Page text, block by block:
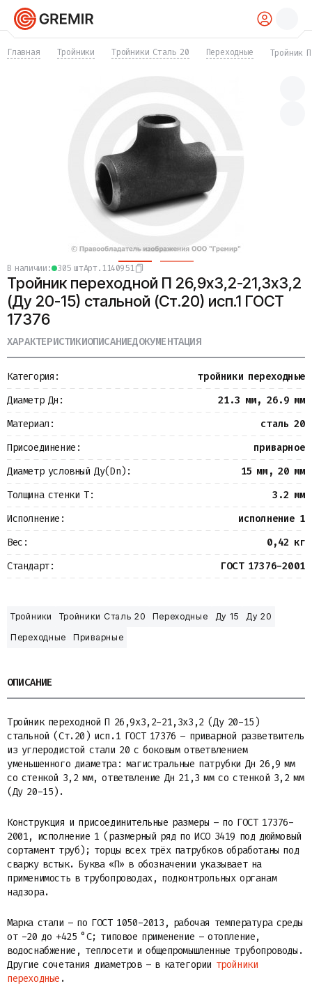
Компенсаторы
Фасонные части
Крепеж
Прокладки и уплотнения
Теплоизоляция
Металлопрокат
Измерительные приборы
Баки
Водомерные узлы
Запорная арматура
Главная Тройники Тройники Сталь 20 Переходные Тройник
в наличии: 305 штАрт. 1140951
Тройник переходной П 26,9х3,2-21,3х3,2
(Ду 20-15) стальной (Ст.20) исп.1 ГОСТ
17376
ХАРАКТЕРИСТИКИОПИСАНИЕДОКУМЕНТАЦИЯ
Категория:
тройники переходные
Диаметр Дн:
21.3 мм, 26.9 мм
Материал:
сталь 20
Присоединение:
приварное
Диаметр условный Ду(Dn):
15 мм, 20 мм
Толщина стенки Т:
3.2 мм
Исполнение:
исполнение 1
Вес:
0,42 кг
Стандарт:
ГОСТ 17376-2001
Тройники Тройники Сталь 20 Переходные Ду 15
Ду 20
Переходные
Приварные
ОПИСАНИЕ
Тройник переходной П 26,9х3,2-21,3х3,2 (Ду 20-15)
стальной (Ст.20) исп.1 ГОСТ 17376 – приварной разветвитель
из углеродистой стали 20 с боковым ответвлением
уменьшенного диаметра: магистральные патрубки Дн 26,9 мм
со стенкой 3,2 мм, ответвление Дн 21,3 мм со стенкой 3,2 мм
(Ду 20-15).
Конструкция и присоединительные размеры – по ГОСТ 17376-
2001, исполнение 1 (размерный ряд по ИСО 3419 под дюймовый
сортамент труб); торцы всех трёх патрубков обработаны под
сварку встык. Буква «П» в обозначении указывает на
применимость в трубопроводах, подконтрольных органам
надзора.
Марка стали – по ГОСТ 1050-2013, рабочая температура среды
от -20 до +425 °C; типовое применение – отопление,
водоснабжение, теплосети и общепромышленные трубопроводы.
Другие сочетания диаметров – в категории тройники
переходные .